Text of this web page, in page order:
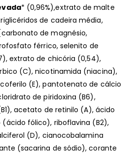
* (0,96%),extrato de malte
de cadeira média,
de magnésio,
férrico, selenito de
extrato de chicória (0,54),
(C), nicotinamida (niacina),
(E), pantotenato de cálcio
de piridoxina (B6),
acetato de retinilo (A), ácido
fólico), riboflavina (B2),
(D), cianocobalamina
(sacarina de sódio), corante